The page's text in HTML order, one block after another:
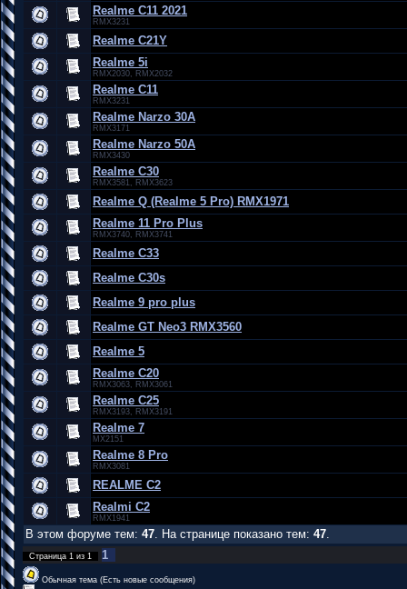
Realme C11 2021
RMX3231
Realme C21Y
Realme 5i
RMX2030, RMX2032
Realme C11
RMX3231
Realme Narzo 30A
RMX3171
Realme Narzo 50A
RMX3430
Realme C30
RMX3581, RMX3623
Realme Q (Realme 5 Pro) RMX1971
Realme 11 Pro Plus
RMX3740, RMX3741
Realme C33
Realme C30s
Realme 9 pro plus
Realme GT Neo3 RMX3560
Realme 5
Realme C20
RMX3063, RMX3061
Realme C25
RMX3193, RMX3191
Realme 7
MX2151
Realme 8 Pro
RMX3081
REALME C2
Realmi C2
RMX1941
В этом форуме тем: 47. На странице показано тем: 47.
Страница 1 из 1 1
Обычная тема (Есть новые сообщения)